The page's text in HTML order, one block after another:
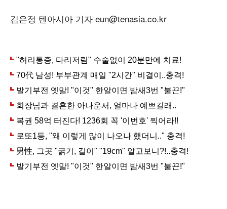
김은정 텐아시아 기자 eun@tenasia.co.kr